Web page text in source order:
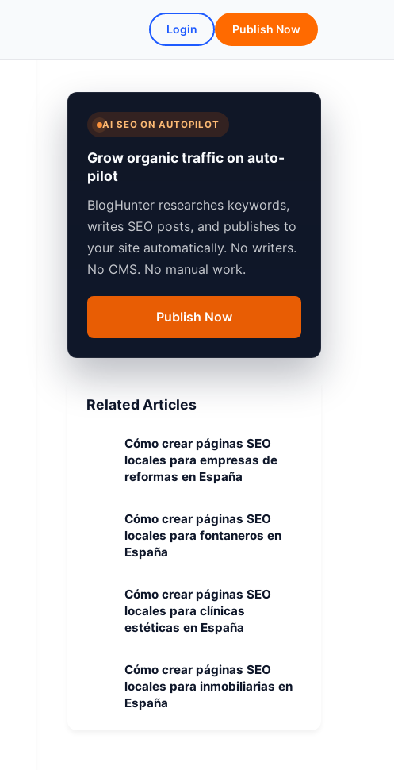
Login Publish Now
AI SEO ON AUTOPILOT
Grow organic traffic on auto-
pilot
BlogHunter researches keywords,
writes SEO posts, and publishes to
your site automatically. No writers.
No CMS. No manual work.
Publish Now
Related Articles
Cómo crear páginas SEO
locales para empresas de
reformas en España
Cómo crear páginas SEO
locales para fontaneros en
España
Cómo crear páginas SEO
locales para clínicas
estéticas en España
Cómo crear páginas SEO
locales para inmobiliarias en
España